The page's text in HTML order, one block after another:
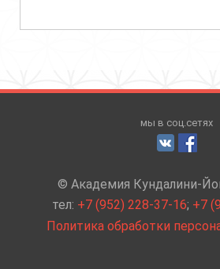
мы в соц.сетях
© Академия Кундалини-
тел: +7 (952) 228-37-16; +7
Политика обработки